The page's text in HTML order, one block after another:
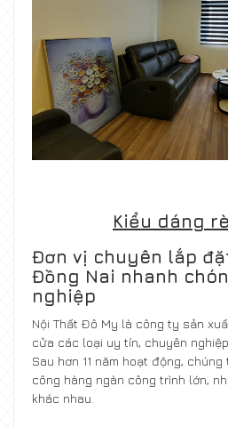
Kiểu dáng
Đơn vị chuyên lắp
Đồng Nai nhanh
nghiệp
Nội Thất Đô My là công ty sản
cửa các loại uy tín, chuyên
Sau hơn 11 năm hoạt động,
công hàng ngàn công trình lớn,
khác nhau.